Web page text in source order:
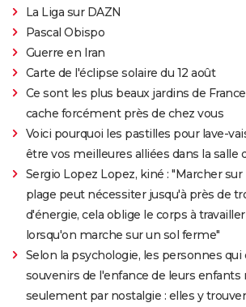
La Liga sur DAZN
Pascal Obispo
Guerre en Iran
Carte de l'éclipse solaire du 12 août
Ce sont les plus beaux jardins de
cache forcément près de chez vous
Voici pourquoi les pastilles pour lave-
être vos meilleures alliées dans la salle
Sergio Lopez Lopez, kiné : "Marcher sur
plage peut nécessiter jusqu'à près de
d'énergie, cela oblige le corps à
lorsqu'on marche sur un sol ferme"
Selon la psychologie, les personnes
souvenirs de l'enfance de leurs enfants
seulement par nostalgie : elles y